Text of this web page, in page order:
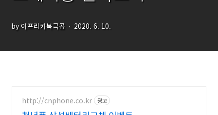
by 아프리카북극곰 2020. 6. 10.
http://cnphone.co.kr 광고